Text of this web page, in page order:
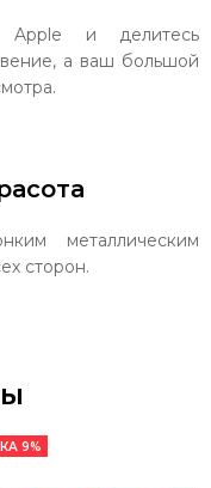
Apple и делитесь
а ваш большой
металлическим
сторон.
9%